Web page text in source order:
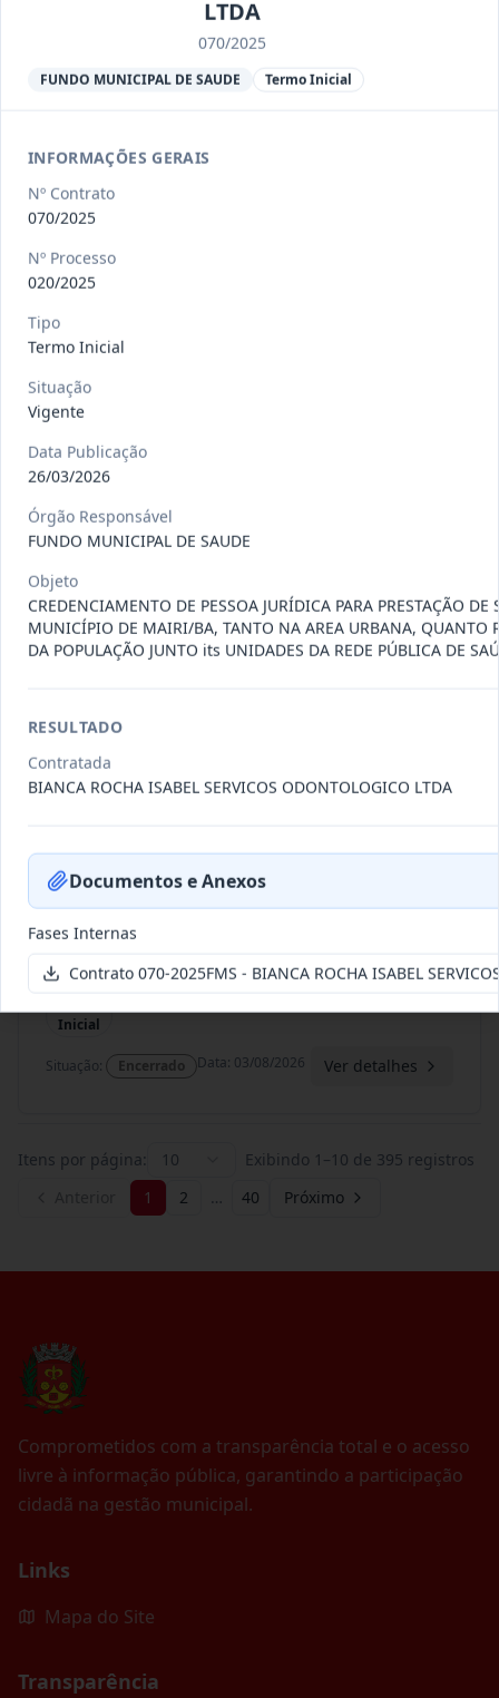
Inicial
Situação:
012-
2023
Termo
Situação
011-
2023
Inicial
Contratação de empresa especializada
na realização de evento
Situação: Encerrado Data:04/08/2026 Ver detalhes
010-
2023
Termo
Constitui o objeto do presente
Ver detalhes
2023
Inicial
prestação de serviços de...
Situação: Encerrado Data: 03/08/2026 Ver detalhes
Itens por página: 10 Exibindo 1 –10 de 395 registros
1 2 … 40 Próximo
Comprometidos com a transparência total e o acesso
livre à informação pública, garantindo a participação
cidadã na gestão municipal.
Links
Mapa do Site
Transparência
LTDA
070/2025
FUNDO MUNICIPAL DE SAUDE Termo Inicial
INFORMAÇÕES GERAIS
Nº Contrato
070/2025
Nº Processo
020/2025
Tipo
Termo Inicial
Situação
Vigente
Data Publicação
26/03/2026
Órgão Responsável
FUNDO MUNICIPAL DE SAUDE
Objeto
CREDENCIAMENTO DE PESSOA JURÍDICA PARA PRESTAÇÃO
MUNICÍPIO DE MAIRI/BA, TANTO NA AREA URBANA, QUANTO
DA POPULAÇÃO JUNTO its UNIDADES DA REDE PÚBLICA DE
RESULTADO
Contratada
BIANCA ROCHA ISABEL SERVICOS ODONTOLOGICO LTDA
Documentos e Anexos
Fases Internas
Contrato 070-2025FMS - BIANCA ROCHA ISABEL